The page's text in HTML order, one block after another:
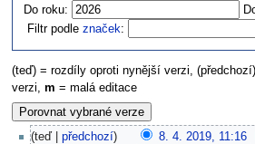
navigaci
vyhledávání
Do roku:
Filtr podleznaček:
(teď) = rozdíly oproti nynější verzi,
verzi, m = malá editace
teď předchozí 8. 4. 2019, 11:16